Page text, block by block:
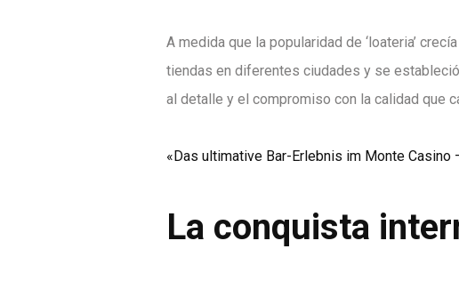
A medida que la popularidad de ‘loateria’
tiendas en diferentes ciudades y se
al detalle y el compromiso con la calidad que
«Das ultimative Bar-Erlebnis im Monte
La conquista